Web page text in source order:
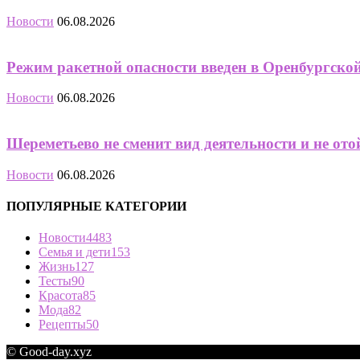
Новости 06.08.2026
Режим ракетной опасности введен в
Новости 06.08.2026
Шереметьево не сменит вид деятельности и не
Новости 06.08.2026
ПОПУЛЯРНЫЕ КАТЕГОРИИ
Новости4483
Семья и дети153
Жизнь127
Тесты90
Красота85
Мода82
Рецепты50
© Good-day.xyz